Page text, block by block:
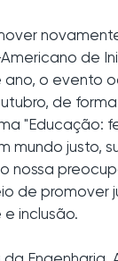
novamente
de
o evento
de
"Educação:
mundo justo,
nossa
de promover
inclusão.